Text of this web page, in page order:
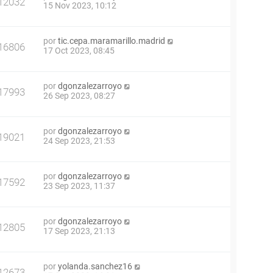
15 Nov 2023, 10:12
portic.cepa.maramarillo.madrid
17 Oct 2023, 08:45
pordgonzalezarroyo
26 Sep 2023, 08:27
pordgonzalezarroyo
24 Sep 2023, 21:53
pordgonzalezarroyo
23 Sep 2023, 11:37
pordgonzalezarroyo
17 Sep 2023, 21:13
poryolanda.sanchez16